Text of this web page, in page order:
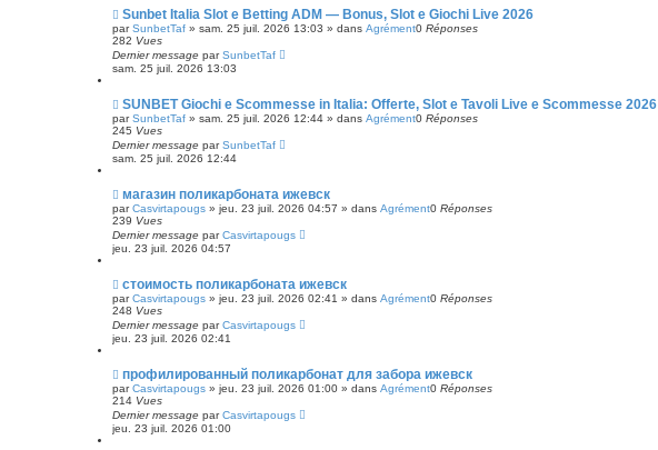
m
e
s
s
a
g
N
u
v
e
a
m
e
s
s
a
g
Sunbet Italia Slot e Betting ADM — Bonus, Slot e Giochi Live 2026
parSunbetTaf » sam. 25 juil. 2026 13:03 » dans Agrément0 Réponses
282 Vues
Dernier message parSunbetTaf
sam. 25 juil. 2026 13:03
N
u
v
e
a
e
s
s
a
g
SUNBET Giochi e Scommesse in Italia: Offerte, Slot e Tavoli Live e Scommesse 2026
parSunbetTaf » sam. 25 juil. 2026 12:44 » dans Agrément0 Réponses
245 Vues
Dernier message parSunbetTaf
sam. 25 juil. 2026 12:44
N
u
v
e
a
e
s
s
a
g
магазин поликарбоната ижевск
parCasvirtapougs » jeu. 23 juil. 2026 04:57 » dans Agrément0 Réponses
239 Vues
Dernier message parCasvirtapougs
jeu. 23 juil. 2026 04:57
N
u
v
e
a
e
s
s
a
g
стоимость поликарбоната ижевск
parCasvirtapougs » jeu. 23 juil. 2026 02:41 » dans Agrément0 Réponses
248 Vues
Dernier message parCasvirtapougs
jeu. 23 juil. 2026 02:41
N
u
v
e
a
профилированный поликарбонат для забора ижевск
parCasvirtapougs » jeu. 23 juil. 2026 01:00 » dans Agrément0 Réponses
214 Vues
Dernier message parCasvirtapougs
jeu. 23 juil. 2026 01:00